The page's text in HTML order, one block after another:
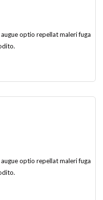
optio repellat maleri fuga
optio repellat maleri fuga